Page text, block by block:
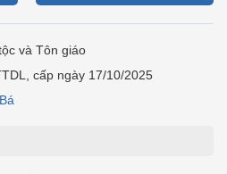
và Tôn giáo
cấp ngày 17/10/2025